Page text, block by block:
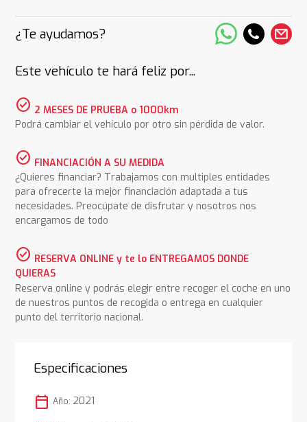
¿Te ayudamos?
Este vehículo te hará feliz por...
check_circle 2 MESES DE PRUEBA o 1000km
Podrá cambiar el vehículo por otro sin pérdida de valor.
check_circle FINANCIACIÓN A SU MEDIDA
¿Quieres financiar? Trabajamos con multiples entidades
para ofrecerte la mejor financiación adaptada a tus
necesidades. Preocúpate de disfrutar y nosotros nos
encargamos de todo
check_circle RESERVA ONLINE y te lo ENTREGAMOS DONDE
QUIERAS
Reserva online y podrás elegir entre recoger el coche en uno
de nuestros puntos de recogida o entrega en cualquier
punto del territorio nacional.
Especificaciones
calendar_today Año: 2021